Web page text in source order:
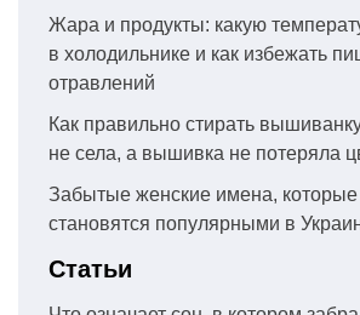
Жара и продукты: какую
в холодильнике и как избежать
отравлений
Как правильно стирать
не села, а вышивка не потеряла
Забытые женские имена, которые
становятся популярными в
Статьи